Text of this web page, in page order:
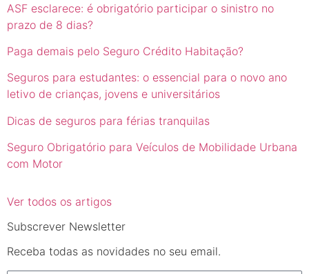
ASF esclarece: é obrigatório participar o sinistro no
prazo de 8 dias?
Paga demais pelo Seguro Crédito Habitação?
Seguros para estudantes: o essencial para o novo ano
letivo de crianças, jovens e universitários
Dicas de seguros para férias tranquilas
Seguro Obrigatório para Veículos de Mobilidade Urbana
com Motor
Ver todos os artigos
Subscrever Newsletter
Receba todas as novidades no seu email.